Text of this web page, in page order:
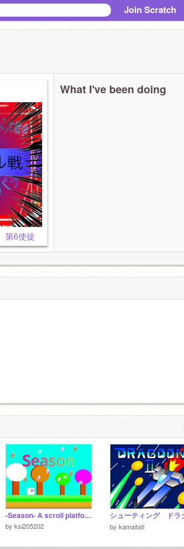
Join Scratch
第6使徒
What I've been doing
-Season- A scroll platformer
by ksi205202 by kamaitati